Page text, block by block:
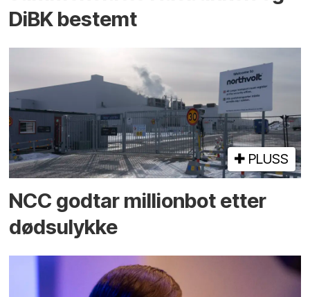
DiBK bestemt
PLUSS
NCC godtar millionbot etter
dødsulykke